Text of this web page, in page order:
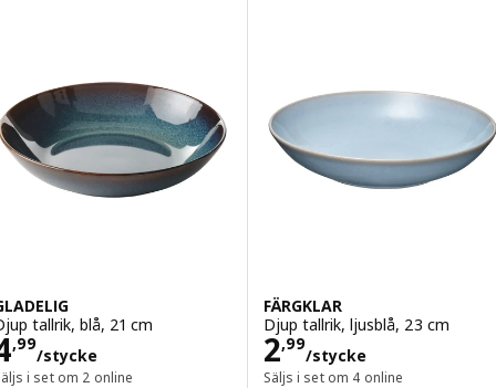
tallrik, blå, 21 cm
,99
/stycke
4,99/stycke
i set om 2 online
FÄRGKLAR
Djup tallrik, ljusblå, 23 cm
2,99
/stycke
Pris 2,99/
Säljs i set om 4 online